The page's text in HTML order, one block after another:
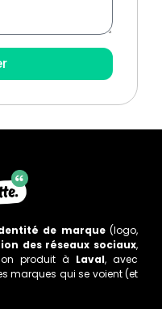
de marque(logo,
des réseaux sociaux,
produit à Laval, avec
marques qui se voient (et